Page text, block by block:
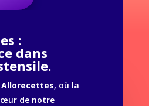
:
dans
Allorecettes, où la
de notre